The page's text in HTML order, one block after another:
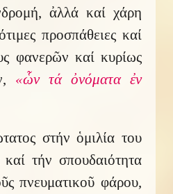
ἀλλά καί χάρη
προσπάθειες καί
φανερῶν καί κυρίως
«ὧν τά ὀνόματα ἐν
στήν ὁμιλία του
τήν σπουδαιότητα
πνευματικοῦ φάρου,